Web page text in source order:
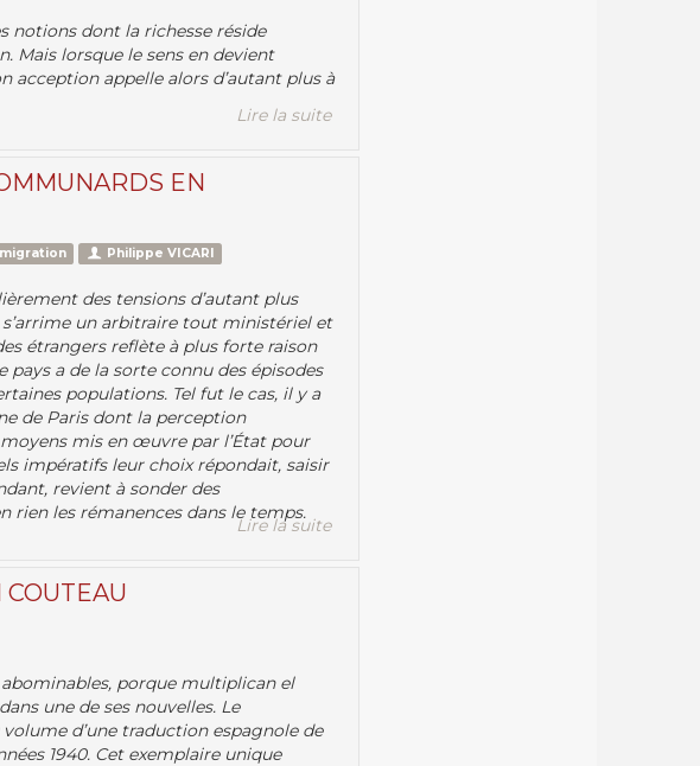
notions dont la richesse réside
Mais lorsque le sens en devient
acception appelle alors d’autant plus à
Lire la suite
EN
Philippe VICARI
des tensions d’autant plus
s’arrime un arbitraire tout ministériel et
étrangers reflète à plus forte raison
a de la sorte connu des épisodes
populations. Tel fut le cas, il y a
de Paris dont la perception
mis en œuvre par l’État pour
impératifs leur choix répondait, saisir
revient à sonder des
rien les rémanences dans le temps.
Lire la suite
porque multiplican el
une de ses nouvelles. Le
d’une traduction espagnole de
1940. Cet exemplaire unique